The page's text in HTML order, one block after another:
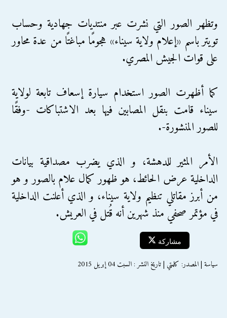
وتظهر الصور التي نشرت عبر منتديات جهادية وحساب
تويتر باسم «إعلام ولاية سيناء» هجومًا مباغتًا من عدة محاور
على قوات الجيش المصري.
كما أظهرت الصور استخدام سيارة إسعاف تابعة لولاية
سيناء قامت بنقل المصابين فيها بعد الاشتباكات -وفقًا
للصور المنشورة-.
الأمر المثير للدهشة، و الذي يضرب مصداقية بيانات
الداخلية عرض الحائط، هو ظهور كمال علام بالصور و هو
من أبرز مقاتلي تنظيم ولاية سيناء، و الذي أعلنت الداخلية
في مؤتمر صحفي منذ شهرين أنه قُتل في العريش.
مشاركة
سياسة | المصدر: كلمتي | تاريخ النشر : السبت 04 إبريل 2015